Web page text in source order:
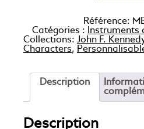
Référence:
Catégories : Instruments
Collections: John F.
Characters,
Description
Description